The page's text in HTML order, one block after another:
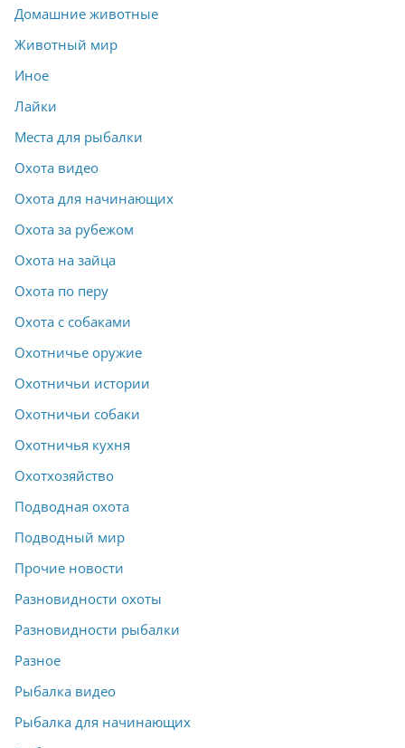
Домашние животные
Животный мир
Иное
Лайки
Места для рыбалки
Охота видео
Охота для начинающих
Охота за рубежом
Охота на зайца
Охота по перу
Охота с собаками
Охотничье оружие
Охотничьи истории
Охотничьи собаки
Охотничья кухня
Охотхозяйство
Подводная охота
Подводный мир
Прочие новости
Разновидности охоты
Разновидности рыбалки
Разное
Рыбалка видео
Рыбалка для начинающих